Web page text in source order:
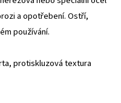
a opotřebení. Ostří,
používání.
protiskluzová textura